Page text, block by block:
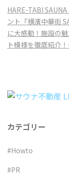
投
稿
ナ
ビ
ョ
ン
HARE-TABI
ント『横濱中華街
に大感動！施設の
ト模様を徹底紹介
カテゴリー
#Howto
#PR